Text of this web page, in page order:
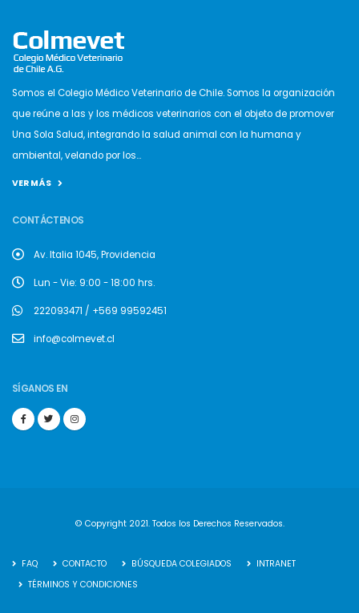
Somos el Colegio Médico Veterinario de Chile. Somos la organización
que reúne a las y los médicos veterinarios con el objeto de promover
Una Sola Salud, integrando la salud animal con la humana y
ambiental, velando por los...
VER MÁS
CONTÁCTENOS
Av. Italia 1045, Providencia
Lun - Vie: 9:00 - 18:00 hrs.
222093471 / +569 99592451
info@colmevet.cl
SÍGANOS EN
© Copyright 2021. Todos los Derechos Reservados.
FAQ CONTACTO BÚSQUEDA COLEGIADOS
INTRANET
TÉRMINOS Y CONDICIONES